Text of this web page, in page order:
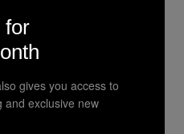
Πουλά Ηρωίνη,
Καναδά –
του
for
gives you access to
and exclusive new